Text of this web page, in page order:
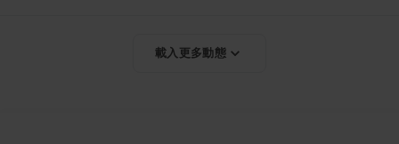
載入更多動態